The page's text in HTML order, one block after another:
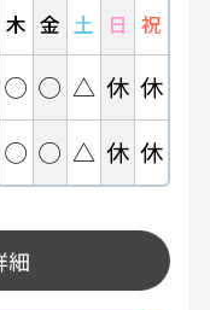
木 金 土 日 祝
◯ ◯ △ 休 休
◯ ◯ △ 休 休
細